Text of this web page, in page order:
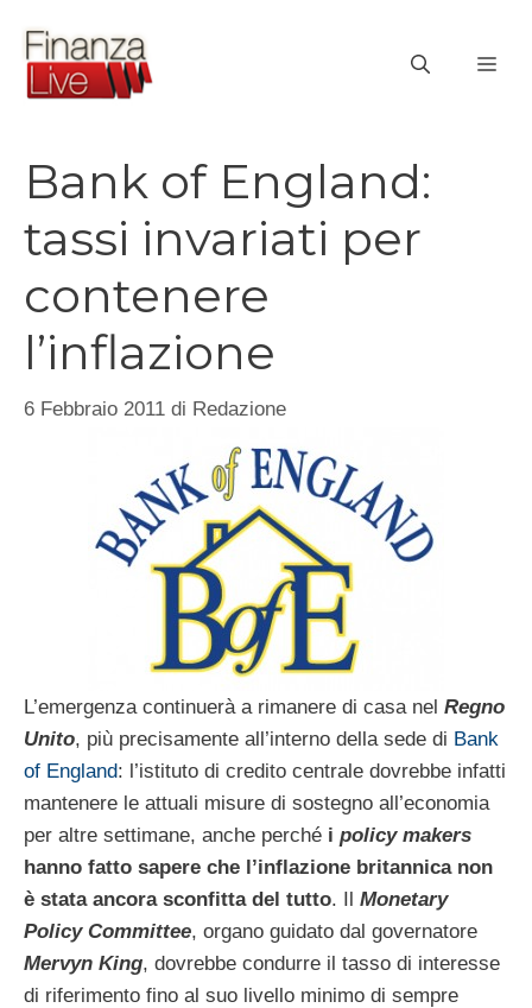
contenuto
Bank of England:
tassi invariati per
contenere
l’inflazione
6 Febbraio 2011 di Redazione
L’emergenza continuerà a rimanere di casa nel Regno
Unito, più precisamente all’interno della sede di Bank
of England: l’istituto di credito centrale dovrebbe infatti
mantenere le attuali misure di sostegno all’economia
per altre settimane, anche perché i policy makers
hanno fatto sapere che l’inflazione britannica non
è stata ancora sconfitta del tutto. Il Monetary
Policy Committee, organo guidato dal governatore
Mervyn King, dovrebbe condurre il tasso di interesse
di riferimento fino al suo livello minimo di sempre